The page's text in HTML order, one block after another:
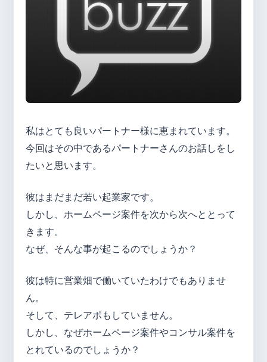
私はとても良いパートナー様に恵まれています。
今回はその中であるパートナーさんのお話しをし
たいと思います。
彼はまだまだ若い起業家です。
しかし、ホームページ案件を次から次へととって
きます。
なぜ、そんな事が起こるのでしょうか？
彼は特に営業畑で働いていたわけでもありませ
ん。
そして、テレアポもしていません。
しかし、なぜホームページ案件やコンサル案件を
とれているのでしょうか？